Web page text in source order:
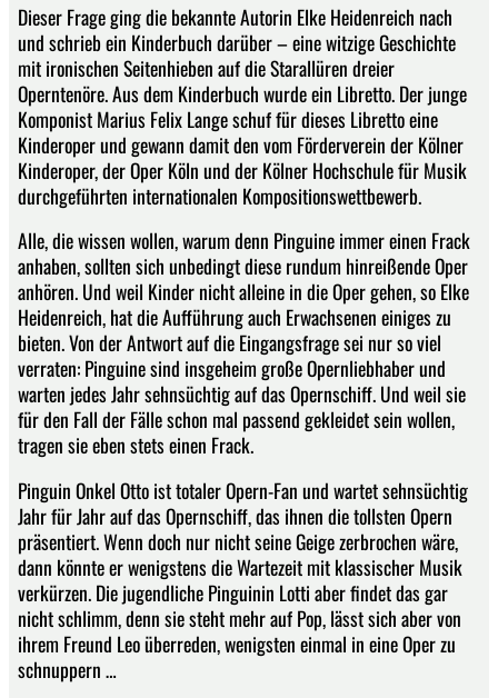
Dieser Frage ging die bekannte Autorin Elke Heidenreich nach
und schrieb ein Kinderbuch darüber – eine witzige Geschichte
mit ironischen Seitenhieben auf die Starallüren dreier
Operntenöre. Aus dem Kinderbuch wurde ein Libretto. Der junge
Komponist Marius Felix Lange schuf für dieses Libretto eine
Kinderoper und gewann damit den vom Förderverein der Kölner
Kinderoper, der Oper Köln und der Kölner Hochschule für Musik
durchgeführten internationalen Kompositionswettbewerb.
Alle, die wissen wollen, warum denn Pinguine immer einen Frack
anhaben, sollten sich unbedingt diese rundum hinreißende Oper
anhören. Und weil Kinder nicht alleine in die Oper gehen, so Elke
Heidenreich, hat die Aufführung auch Erwachsenen einiges zu
bieten. Von der Antwort auf die Eingangsfrage sei nur so viel
verraten: Pinguine sind insgeheim große Opernliebhaber und
warten jedes Jahr sehnsüchtig auf das Opernschiff. Und weil sie
für den Fall der Fälle schon mal passend gekleidet sein wollen,
tragen sie eben stets einen Frack.
Pinguin Onkel Otto ist totaler Opern-Fan und wartet sehnsüchtig
Jahr für Jahr auf das Opernschiff, das ihnen die tollsten Opern
präsentiert. Wenn doch nur nicht seine Geige zerbrochen wäre,
dann könnte er wenigstens die Wartezeit mit klassischer Musik
verkürzen. Die jugendliche Pinguinin Lotti aber findet das gar
nicht schlimm, denn sie steht mehr auf Pop, lässt sich aber von
ihrem Freund Leo überreden, wenigsten einmal in eine Oper zu
schnuppern …